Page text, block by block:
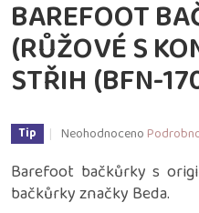
BAREFOOT
(RŮŽOVÉ S
STŘIH (BFN-
Tip
Průměrné
produktu
je
0,0
Neohodnoceno
Barefoot bačkůrky s
bačkůrky značky Beda.